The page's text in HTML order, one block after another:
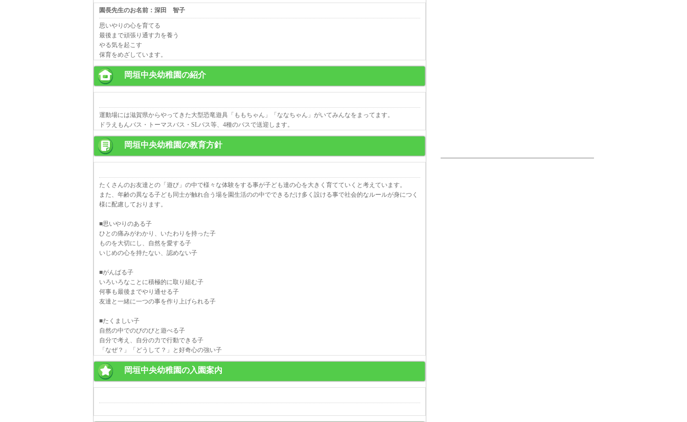
園長先生のお名前：深田 智子
思いやりの心を育てる
最後まで頑張り通す力を養う
やる気を起こす
保育をめざしています。
岡垣中央幼稚園の紹介
運動場には滋賀県からやってきた大型恐竜遊具「ももちゃん」「ななちゃん」がいてみんなをまってます。
ドラえもんバス・トーマスバス・SLバス等、4種のバスで送迎します。
岡垣中央幼稚園の教育方針
たくさんのお友達との「遊び」の中で様々な体験をする事が子ども達の心を大きく育てていくと考えています。
また、年齢の異なる子ども同士が触れ合う場を園生活のの中でできるだけ多く設ける事で社会的なルールが身につく
様に配慮しております。
■思いやりのある子
ひとの痛みがわかり、いたわりを持った子
ものを大切にし、自然を愛する子
いじめの心を持たない、認めない子
■がんばる子
いろいろなことに積極的に取り組む子
何事も最後までやり通せる子
友達と一緒に一つの事を作り上げられる子
■たくましい子
自然の中でのびのびと遊べる子
自分で考え、自分の力で行動できる子
「なぜ？」「どうして？」と好奇心の強い子
岡垣中央幼稚園の入園案内